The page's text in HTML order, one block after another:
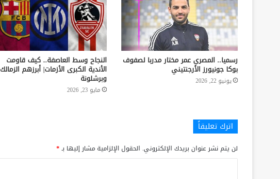
رسميا.. المصري عمر مختار مدربا لصفوف
بوكا جونيورز الأرجنتيني
يونيو 22, 2026
النجاح وسط العاصفة.. كيف قاومت
الأندية الكبرى الأزمات| أبرزهم الزمالك
وبرشلونة
مايو 23, 2026
اترك تعليقاً
لن يتم نشر عنوان بريدك الإلكتروني. الحقول الإلزامية مشار إليها بـ*